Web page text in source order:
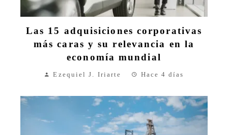
Las 15 adquisiciones corporativas
más caras y su relevancia en la
economía mundial
Ezequiel J. Iriarte Hace 4 días